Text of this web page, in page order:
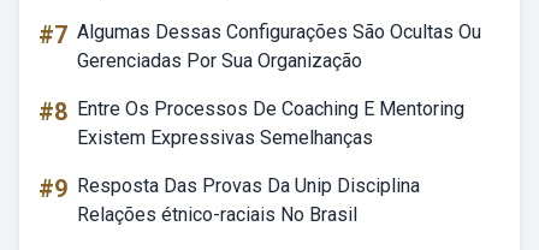
#7 Algumas Dessas Configurações São Ocultas Ou
Gerenciadas Por Sua Organização
#8 Entre Os Processos De Coaching E Mentoring
Existem Expressivas Semelhanças
#9 Resposta Das Provas Da Unip Disciplina
Relações étnico-raciais No Brasil